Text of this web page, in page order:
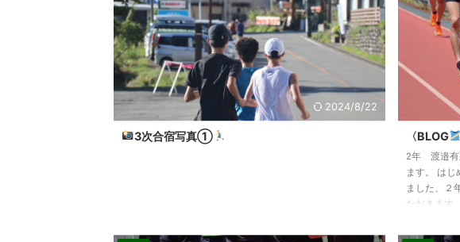
続き、沢山 ...
した服部
2024/8/22
3次合宿写真① 〈BLOG
2年 渡邉有
ます。 はじ
ました、２
ただきます
と」という